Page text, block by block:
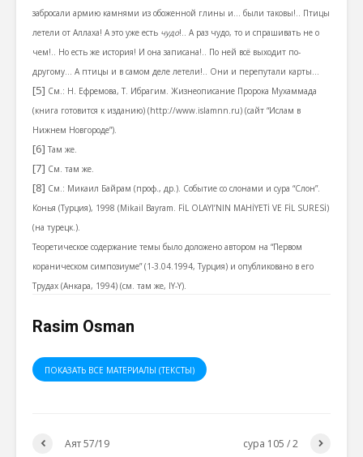
забросали армию камнями из обоженной глины и… были таковы!.. Птицы
летели от Аллаха! А это уже есть чудо!.. А раз чудо, то и спрашивать не о
чем!.. Но есть же история! И она записана!.. По ней всё выходит по-
другому… А птицы и в самом деле летели!.. Они и перепутали карты…
[5] См.: Н. Ефремова, Т. Ибрагим. Жизнеописание Пророка Мухаммада
(книга готовится к изданию) (http://www.islamnn.ru) (сайт “Ислам в
Нижнем Новгороде”).
[6] Там же.
[7] См. там же.
[8] См.: Микаил Байрам (проф., др.). Событие со слонами и сура “Слон”.
Конья (Турция), 1998 (Mikail Bayram. FİL OLAYI’NIN MAHİYETİ VE FİL SURESİ)
(на турецк.).
Теоретическое содержание темы было доложено автором на “Первом
кораническом симпозиуме” (1-3.04.1994, Турция) и опубликовано в его
Трудах (Анкара, 1994) (см. там же, IY-Y).
Rasim Osman
ПОКАЗАТЬ ВСЕ МАТЕРИАЛЫ (ТЕКСТЫ)
Аят 57/19 сура 105 / 2